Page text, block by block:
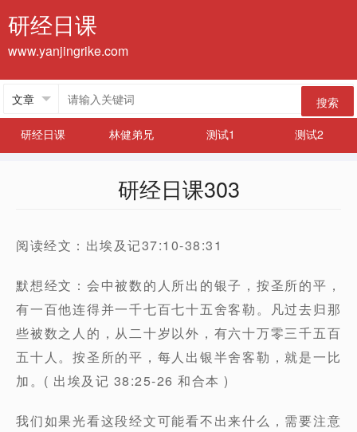
研经日课
www.yanjingrike.com
搜索
研经日课
林健弟兄 测试1 测试2
研经日课303
阅读经文：出埃及记37:10-38:31
默想经文：会中被数的人所出的银子，按圣所的平，
有一百他连得并一千七百七十五舍客勒。凡过去归那
些被数之人的，从二十岁以外，有六十万零三千五百
五十人。按圣所的平，每人出银半舍客勒，就是一比
加。( 出埃及记 38:25-26 和合本 )
我们如果光看这段经文可能看不出来什么，需要注意